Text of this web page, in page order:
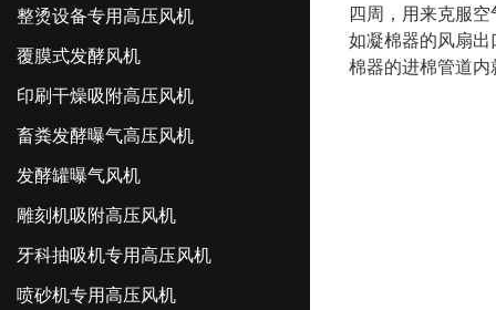
整烫设备专用高压风机
覆膜式发酵风机
印刷干燥吸附高压风机
畜粪发酵曝气高压风机
发酵罐曝气风机
雕刻机吸附高压风机
牙科抽吸机专用高压风机
喷砂机专用高压风机
四周，用来克服
如凝棉器的风扇
棉器的进棉管道内